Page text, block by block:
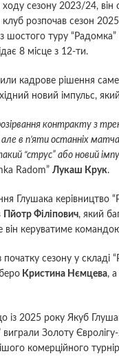
сезону 2023/24, він
клуб розпочав сезон
шостого туру “Радомка”
8 місце з 12-ти.
кадрове рішення
новий імпульс,
контракту з
в п’яти останніх
“струс” або новий
Radom” Лукаш Крук.
Глушака
Пйотр Філіпович, який
він керуватиме
сезону у складі
Кристина Нємцева,
із 2025 року Якуб
виграли Золоту
комерційного